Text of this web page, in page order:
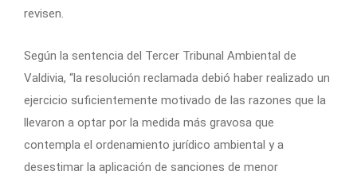
revisen.
Según la sentencia del Tercer Tribunal Ambiental de
Valdivia, “la resolución reclamada debió haber realizado un
ejercicio suficientemente motivado de las razones que la
llevaron a optar por la medida más gravosa que
contempla el ordenamiento jurídico ambiental y a
desestimar la aplicación de sanciones de menor